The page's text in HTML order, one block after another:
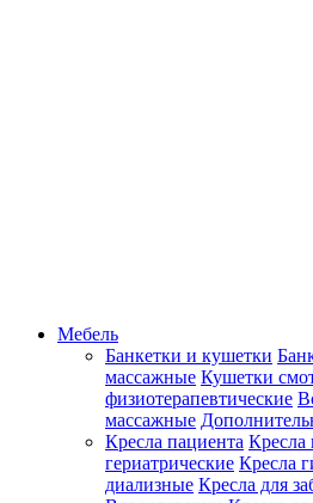
Мебель
Банкетки и кушетки
массажные Кушетки
физиотерапевтические
массажные
Кресла пациента Кресла
гериатрические Кресла
диализные Кресла для